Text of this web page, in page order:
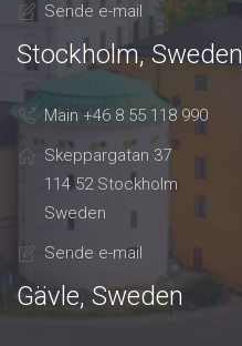
Sende e-mail
Stockholm, Sweden
Main +46 8 55 118 990
Skeppargatan 37
114 52 Stockholm
Sweden
Sende e-mail
Gävle, Sweden